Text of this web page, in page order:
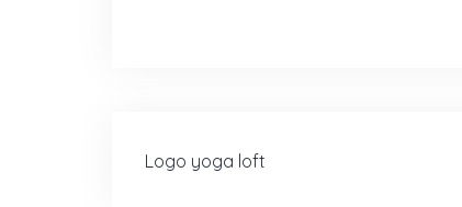
Beitragsnavigation
Logo yoga loft